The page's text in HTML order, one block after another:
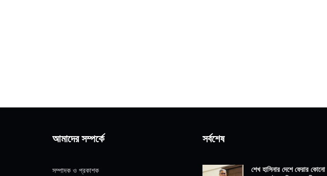
আমাদের সম্পর্কে
সম্পাদক ও প্রকাশক
সর্বশেষ
শেখ হাসিনার দেশে ফেরার কোনো